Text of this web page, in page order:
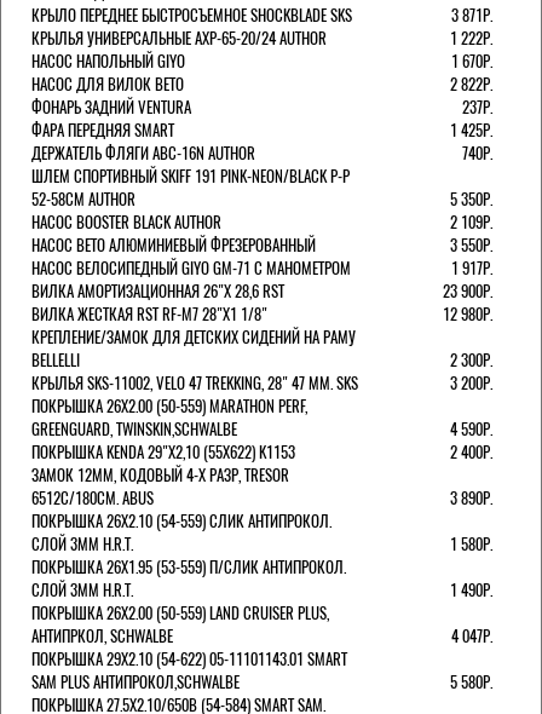
КРЫЛО ПЕРЕДНЕЕ БЫСТРОСЪЕМНОЕ SHOCKBLADE SKS
3 871Р.
КРЫЛЬЯ УНИВЕРСАЛЬНЫЕ AXP-65-20/24 AUTHOR
1 222Р.
НАСОС НАПОЛЬНЫЙ GIYO
1 670Р.
НАСОС ДЛЯ ВИЛОК ВЕТО
2 822Р.
ФОНАРЬ ЗАДНИЙ VENTURA
237Р.
ФАРА ПЕРЕДНЯЯ SMART
1 425Р.
ДЕРЖАТЕЛЬ ФЛЯГИ ABC-16N AUTHOR
740Р.
ШЛЕМ СПОРТИВНЫЙ SKIFF 191 PINK-NEON/BLACK Р-Р
52-58СМ AUTHOR
5 350Р.
НАСОС BOOSTER BLACK AUTHOR
2 109Р.
НАСОС BETO АЛЮМИНИЕВЫЙ ФРЕЗЕРОВАННЫЙ
3 550Р.
НАСОС ВЕЛОСИПЕДНЫЙ GIYO GM-71 С МАНОМЕТРОМ
1 917Р.
ВИЛКА АМОРТИЗАЦИОННАЯ 26"Х 28,6 RST
23 900Р.
ВИЛКА ЖЕСТКАЯ RST RF-M7 28"Х1 1/8"
12 980Р.
КРЕПЛЕНИЕ/ЗАМОК ДЛЯ ДЕТСКИХ СИДЕНИЙ НА РАМУ
BELLELLI
2 300Р.
КРЫЛЬЯ SKS-11002, VELO 47 TREKKING, 28" 47 ММ. SKS
3 200Р.
ПОКРЫШКА 26X2.00 (50-559) MARATHON PERF,
GREENGUARD, TWINSKIN,SCHWALBE
4 590Р.
ПОКРЫШКА KENDA 29"Х2,10 (55X622) K1153
2 400Р.
ЗАМОК 12ММ, КОДОВЫЙ 4-Х РАЗР, TRESOR
6512C/180СМ. ABUS
3 890Р.
ПОКРЫШКА 26X2.10 (54-559) СЛИК АНТИПРОКОЛ.
СЛОЙ 3ММ H.R.T.
1 580Р.
ПОКРЫШКА 26X1.95 (53-559) П/СЛИК АНТИПРОКОЛ.
СЛОЙ 3ММ H.R.T.
1 490Р.
ПОКРЫШКА 26X2.00 (50-559) LAND CRUISER PLUS,
АНТИПРКОЛ, SCHWALBE
4 047Р.
ПОКРЫШКА 29X2.10 (54-622) 05-11101143.01 SMART
SAM PLUS АНТИПРОКОЛ,SCHWALBE
5 580Р.
ПОКРЫШКА 27.5X2.10/650B (54-584) SMART SAM.